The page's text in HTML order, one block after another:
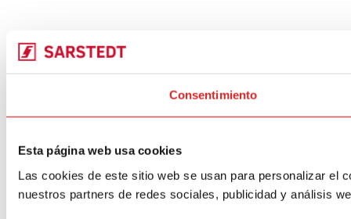
Consentimiento
Esta página web usa cookies
Las cookies de este sitio web se usan para personalizar el
nuestros partners de redes sociales, publicidad y análisis